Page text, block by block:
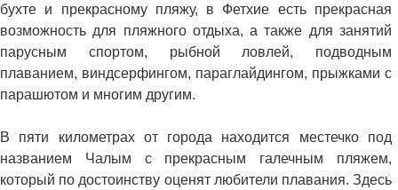
бухте и прекрасному пляжу, в Фетхие есть прекрасная
возможность для пляжного отдыха, а также для занятий
парусным спортом, рыбной ловлей, подводным
плаванием, виндсерфингом, параглайдингом, прыжками с
парашютом и многим другим.
В пяти километрах от города находится местечко под
названием Чалым с прекрасным галечным пляжем,
который по достоинству оценят любители плавания. Здесь